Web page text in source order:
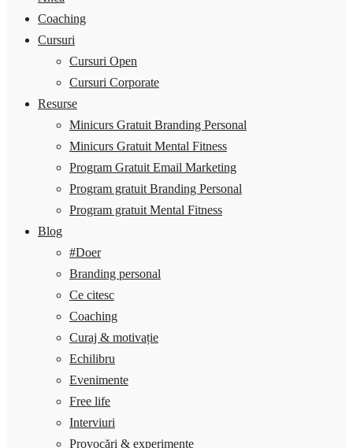
Coaching
Cursuri
Cursuri Open
Cursuri Corporate
Resurse
Minicurs Gratuit Branding Personal
Minicurs Gratuit Mental Fitness
Program Gratuit Email Marketing
Program gratuit Branding Personal
Program gratuit Mental Fitness
Blog
#Doer
Branding personal
Ce citesc
Coaching
Curaj & motivație
Echilibru
Evenimente
Free life
Interviuri
Provocări & experimente